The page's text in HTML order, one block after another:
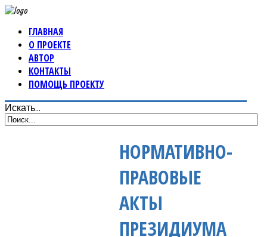
ГЛАВНАЯ
О ПРОЕКТЕ
АВТОР
КОНТАКТЫ
ПОМОЩЬ ПРОЕКТУ
Искать...
НОРМАТИВНО-
ПРАВОВЫЕ
АКТЫ
ПРЕЗИДИУМА